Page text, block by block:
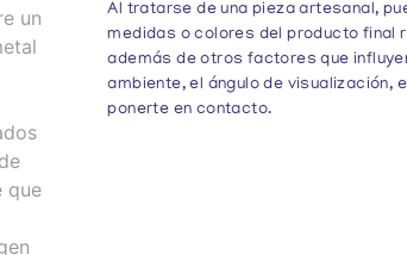
Al tratarse de una pieza artesanal,
medidas o colores del producto final
además de otros factores que
ambiente, el ángulo de visualización,
ponerte en contacto.